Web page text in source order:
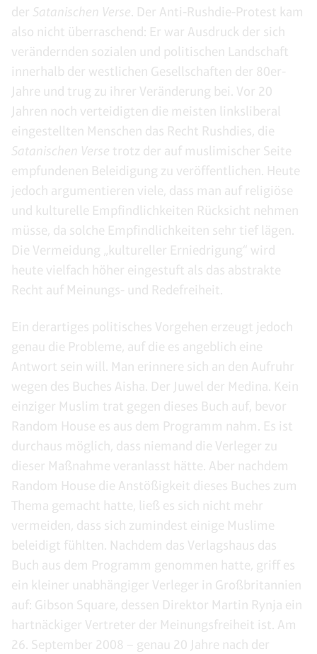
der Satanischen Verse . Der Anti-Rushdie-Protest kam
also nicht überraschend: Er war Ausdruck der sich
verändernden sozialen und politischen Landschaft
innerhalb der westlichen Gesellschaften der 80er-
Jahre und trug zu ihrer Veränderung bei. Vor 20
Jahren noch verteidigten die meisten linksliberal
eingestellten Menschen das Recht Rushdies, die
Satanischen Verse trotz der auf muslimischer Seite
empfundenen Beleidigung zu veröffentlichen. Heute
jedoch argumentieren viele, dass man auf religiöse
und kulturelle Empfindlichkeiten Rücksicht nehmen
müsse, da solche Empfindlichkeiten sehr tief lägen.
Die Vermeidung „kultureller Erniedrigung“ wird
heute vielfach höher eingestuft als das abstrakte
Recht auf Meinungs- und Redefreiheit.
Ein derartiges politisches Vorgehen erzeugt jedoch
genau die Probleme, auf die es angeblich eine
Antwort sein will. Man erinnere sich an den Aufruhr
wegen des Buches Aisha. Der Juwel der Medina. Kein
einziger Muslim trat gegen dieses Buch auf, bevor
Random House es aus dem Programm nahm. Es ist
durchaus möglich, dass niemand die Verleger zu
dieser Maßnahme veranlasst hätte. Aber nachdem
Random House die Anstößigkeit dieses Buches zum
Thema gemacht hatte, ließ es sich nicht mehr
vermeiden, dass sich zumindest einige Muslime
beleidigt fühlten. Nachdem das Verlagshaus das
Buch aus dem Programm genommen hatte, griff es
ein kleiner unabhängiger Verleger in Großbritannien
auf: Gibson Square, dessen Direktor Martin Rynja ein
hartnäckiger Vertreter der Meinungsfreiheit ist. Am
26. September 2008 – genau 20 Jahre nach der